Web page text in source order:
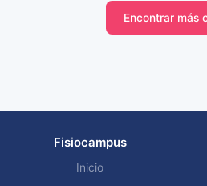
Encontrar más
Fisiocampus
Inicio